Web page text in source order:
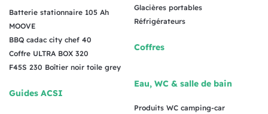
Batterie stationnaire 105 Ah
MOOVE
BBQ cadac city chef 40
Coffre ULTRA BOX 320
F45S 230 Boîtier noir toile grey
Guides ACSI
Glacières portables
Réfrigérateurs
Coffres
Eau, WC & salle de bain
Produits WC camping-car